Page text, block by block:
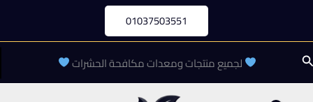
المحتوى
01037503551
البحث لجميع منتجات ومعدات مكافحة الحشرات